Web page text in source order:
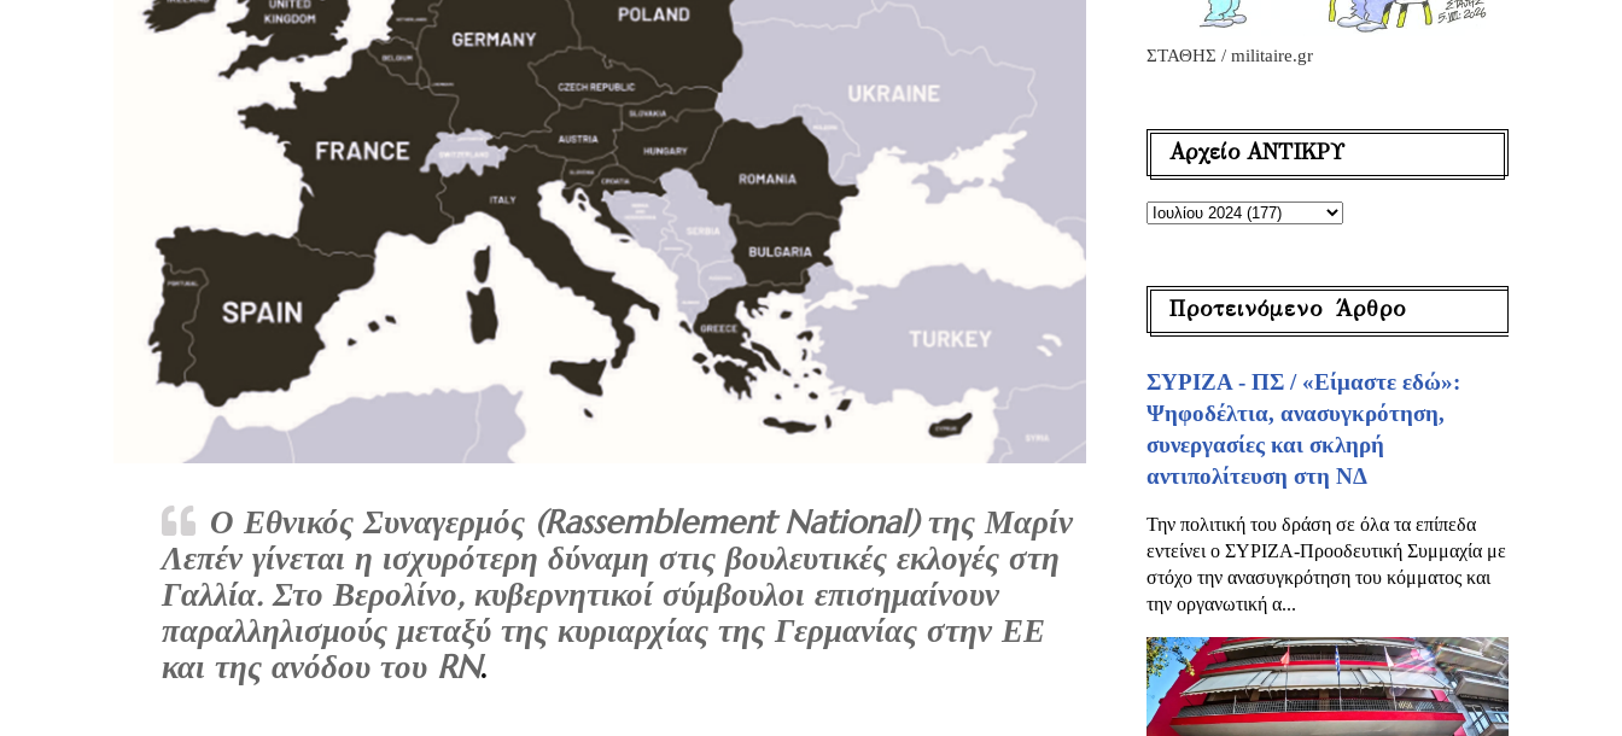
Ο Εθνικός Συναγερμός (Rassemblement National) της Μαρίν
Λεπέν γίνεται η ισχυρότερη δύναμη στις βουλευτικές εκλογές στη
Γαλλία. Στο Βερολίνο, κυβερνητικοί σύμβουλοι επισημαίνουν
παραλληλισμούς μεταξύ της κυριαρχίας της Γερμανίας στην ΕΕ
και της ανόδου του RN.
ΣΤΑΘΗΣ / militaire.gr
Αρχείο ΑΝΤΙΚΡΥ
Προτεινόμενο Άρθρο
ΣΥΡΙΖΑ - ΠΣ / «Είμαστε εδώ»:
Ψηφοδέλτια, ανασυγκρότηση,
συνεργασίες και σκληρή
αντιπολίτευση στη ΝΔ
Την πολιτική του δράση σε όλα τα επίπεδα
εντείνει ο ΣΥΡΙΖΑ-Προοδευτική Συμμαχία με
στόχο την ανασυγκρότηση του κόμματος και
την οργανωτική α...